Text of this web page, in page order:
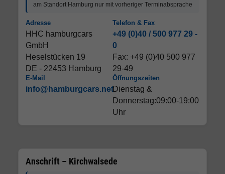
am Standort Hamburg nur mit vorheriger Terminabsprache
Adresse
HHC hamburgcars
GmbH
Heselstücken 19
DE - 22453 Hamburg
Telefon & Fax
+49 (0)40 / 500 977 29 -
0
Fax: +49 (0)40 500 977
29-49
E-Mail
info@hamburgcars.net
Öffnungszeiten
Dienstag &
Donnerstag:09:00-19:00
Uhr
Anschrift – Kirchwalsede